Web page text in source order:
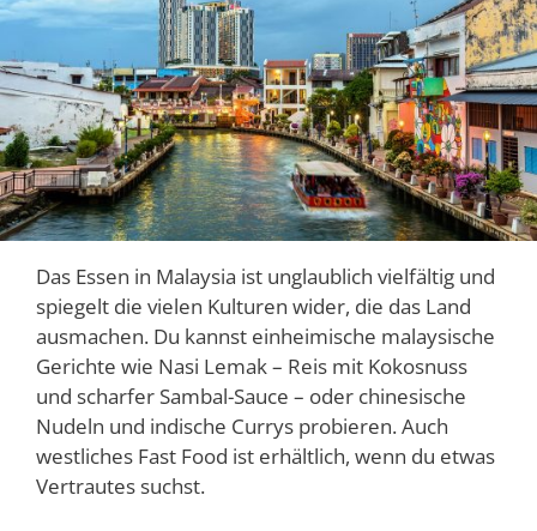
Das Essen in Malaysia ist unglaublich vielfältig und
spiegelt die vielen Kulturen wider, die das Land
ausmachen. Du kannst einheimische malaysische
Gerichte wie Nasi Lemak – Reis mit Kokosnuss
und scharfer Sambal-Sauce – oder chinesische
Nudeln und indische Currys probieren. Auch
westliches Fast Food ist erhältlich, wenn du etwas
Vertrautes suchst.